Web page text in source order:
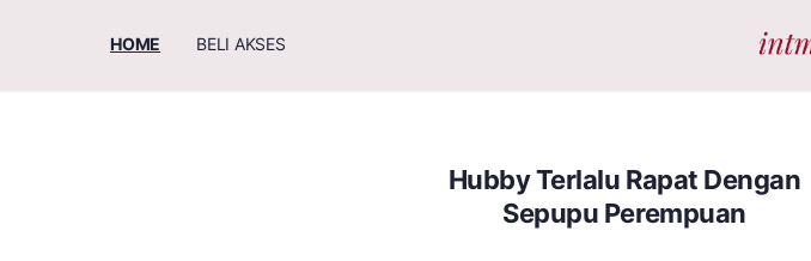
HOME BELI AKSES
Hubby Terlalu Rapat Dengan
Sepupu Perempuan